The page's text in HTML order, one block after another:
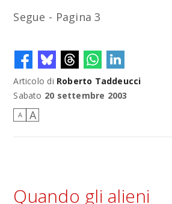
Segue - Pagina 3
Articolo di Roberto Taddeucci
Sabato 20 settembre 2003
A A
Quando gli alieni